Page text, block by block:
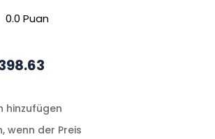
0.0
hinzufügen
wenn der Preis